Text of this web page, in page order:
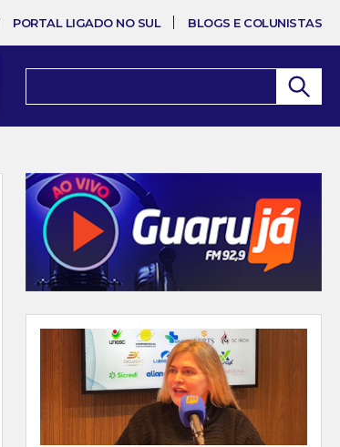
PORTAL LIGADO NO SUL BLOGS E COLUNISTAS